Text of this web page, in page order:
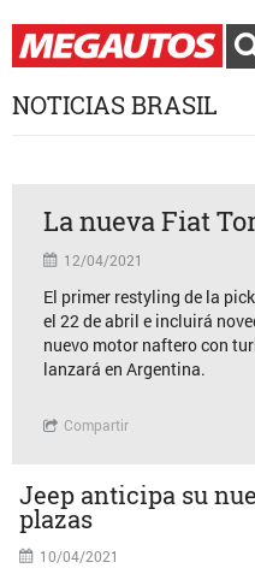
NOTICIAS BRASIL
La nueva Fiat
12/04/2021
El primer restyling de la
el 22 de abril e incluirá
nuevo motor naftero con
lanzará en Argentina.
Compartir
Jeep anticipa su
plazas
10/04/2021